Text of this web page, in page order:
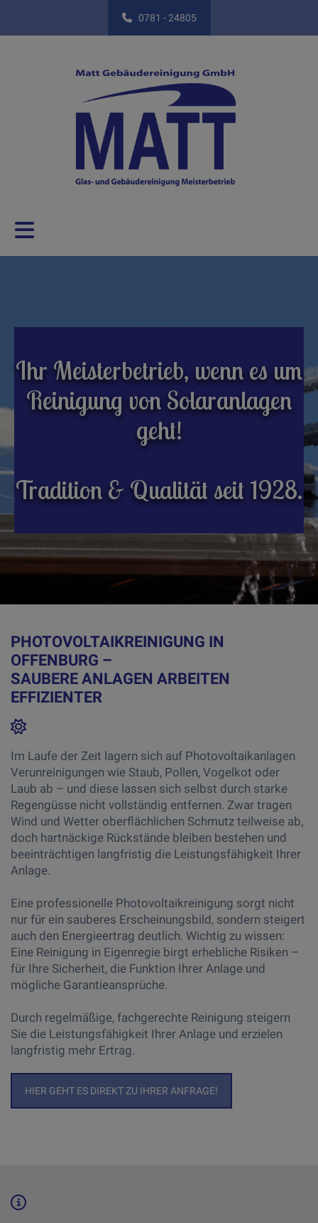
0781 - 24805
Ihr Meisterbetrieb, wenn es um
Reinigung von Solaranlagen
geht!
Tradition & Qualität seit 1928.
PHOTOVOLTAIKREINIGUNG IN
OFFENBURG –
SAUBERE ANLAGEN ARBEITEN
EFFIZIENTER
Im Laufe der Zeit lagern sich auf Photovoltaikanlagen
Verunreinigungen wie Staub, Pollen, Vogelkot oder
Laub ab – und diese lassen sich selbst durch starke
Regengüsse nicht vollständig entfernen. Zwar tragen
Wind und Wetter oberflächlichen Schmutz teilweise ab,
doch hartnäckige Rückstände bleiben bestehen und
beeinträchtigen langfristig die Leistungsfähigkeit Ihrer
Anlage.
Eine professionelle Photovoltaikreinigung sorgt nicht
nur für ein sauberes Erscheinungsbild, sondern steigert
auch den Energieertrag deutlich. Wichtig zu wissen:
Eine Reinigung in Eigenregie birgt erhebliche Risiken –
für Ihre Sicherheit, die Funktion Ihrer Anlage und
mögliche Garantieansprüche.
Durch regelmäßige, fachgerechte Reinigung steigern
Sie die Leistungsfähigkeit Ihrer Anlage und erzielen
langfristig mehr Ertrag.
HIER GEHT ES DIREKT ZU IHRER ANFRAGE!